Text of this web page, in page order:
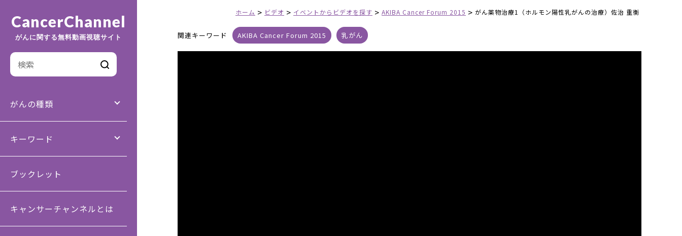
CancerChannel
がんに関する無料動画視聴サイト
がんの種類
キーワード
ブックレット
キャンサーチャンネルとは
ホーム > ビデオ > イベントからビデオを探す > AKIBA Cancer Forum 2015 > がん薬物治療1（ホルモン陽性乳がんの治療）佐治 重衡
関連キーワード AKIBA Cancer Forum 2015 乳がん